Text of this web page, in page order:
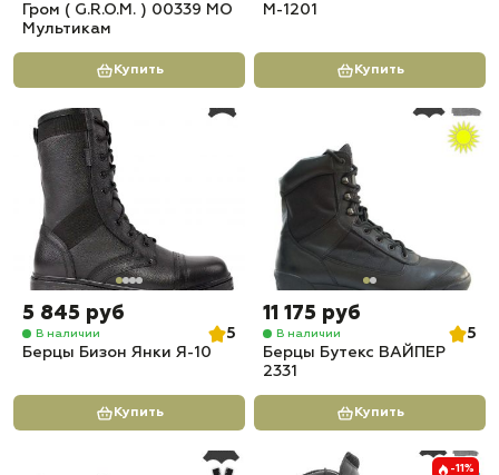
Гром ( G.R.O.M. ) 00339 МО
Мультикам
Купить
М-1201
Купить
5 845 руб
В наличии
5
Берцы Бизон Янки Я-10
Купить
11 175 руб
В наличии
5
Берцы Бутекс ВАЙПЕР
2331
Купить
-11%